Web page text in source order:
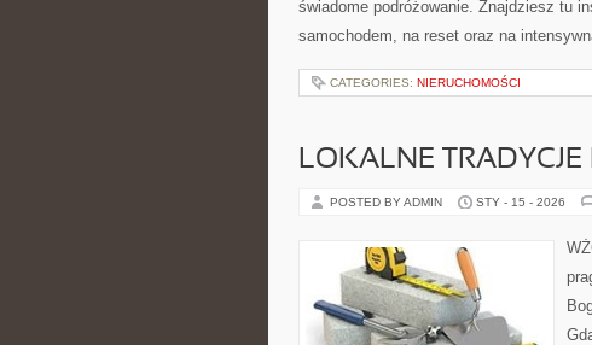
świadome podróżowanie. Znajdziesz tu
samochodem, na reset oraz na
CATEGORIES: NIERUCHOMOŚCI
LOKALNE
POSTED BY ADMIN STY - 15 - 2026